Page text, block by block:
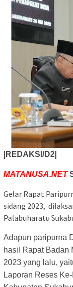
|REDAKSI/D2|
MATANUSA.NET
Gelar Rapat
sidang 2023,
Palabuharatu
Adapun paripurna
hasil Rapat Badan
2023 yang lalu,
Laporan Reses